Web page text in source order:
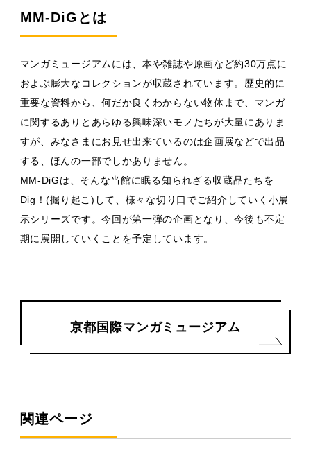
MM-DiGとは
マンガミュージアムには、本や雑誌や原画など約30万点に
およぶ膨大なコレクションが収蔵されています。歴史的に
重要な資料から、何だか良くわからない物体まで、マンガ
に関するありとあらゆる興味深いモノたちが大量にありま
すが、みなさまにお見せ出来ているのは企画展などで出品
する、ほんの一部でしかありません。
MM-DiGは、そんな当館に眠る知られざる収蔵品たちを
Dig！(掘り起こ)して、様々な切り口でご紹介していく小展
示シリーズです。今回が第一弾の企画となり、今後も不定
期に展開していくことを予定しています。
京都国際マンガミュージアム
関連ページ